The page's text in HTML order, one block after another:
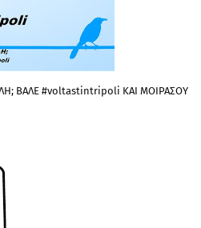
ΒΑΛΕ #voltastintripoli ΚΑΙ ΜΟΙΡΑΣΟΥ